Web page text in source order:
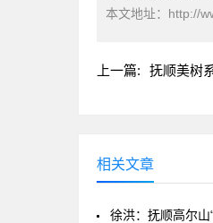
本文地址： http://
上一篇: 抚顺美树
相关文章
徐洪：抚顺高尔山